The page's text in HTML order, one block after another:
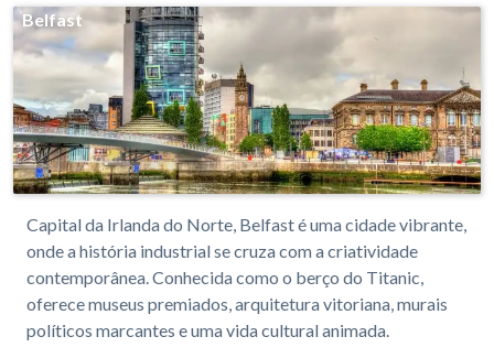
Belfast
Capital da Irlanda do Norte, Belfast é uma cidade vibrante,
onde a história industrial se cruza com a criatividade
contemporânea. Conhecida como o berço do Titanic,
oferece museus premiados, arquitetura vitoriana, murais
políticos marcantes e uma vida cultural animada.